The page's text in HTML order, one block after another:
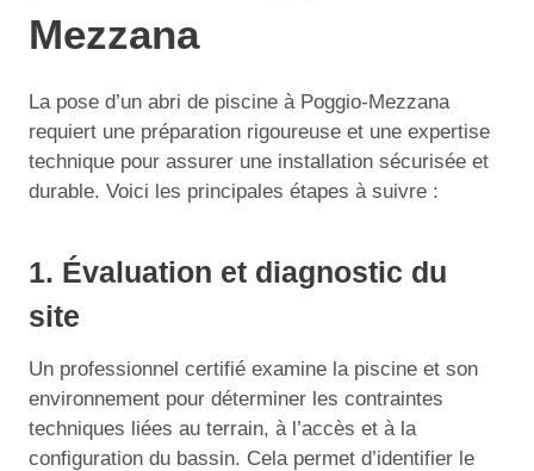
Mezzana
La pose d’un abri de piscine à Poggio-Mezzana
requiert une préparation rigoureuse et une expertise
technique pour assurer une installation sécurisée et
durable. Voici les principales étapes à suivre :
1. Évaluation et diagnostic du
site
Un professionnel certifié examine la piscine et son
environnement pour déterminer les contraintes
techniques liées au terrain, à l’accès et à la
configuration du bassin. Cela permet d’identifier le